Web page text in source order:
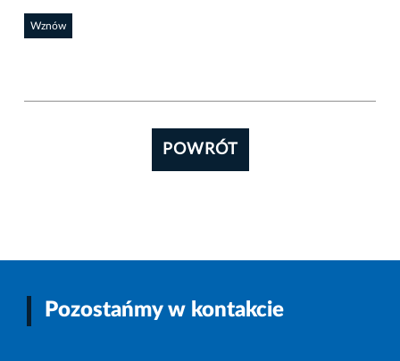
Wznów
POWRÓT
Pozostańmy w kontakcie